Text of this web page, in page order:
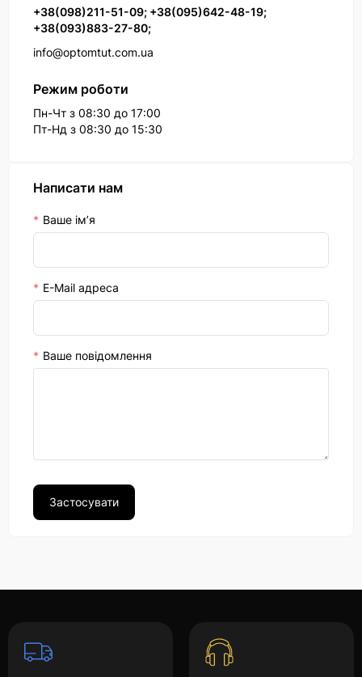
+38(098)211-51-09; +38(095)642-48-19;
+38(093)883-27-80;
info@optomtut.com.ua
Режим роботи
Пн-Чт з 08:30 до 17:00
Пт-Нд з 08:30 до 15:30
Написати нам
Ваше ім’я
E-Mail адреса
Ваше повідомлення